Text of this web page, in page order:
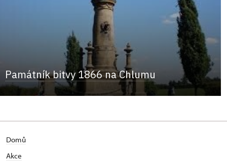
Památník bitvy 1866 na Chlumu
Domů
Akce